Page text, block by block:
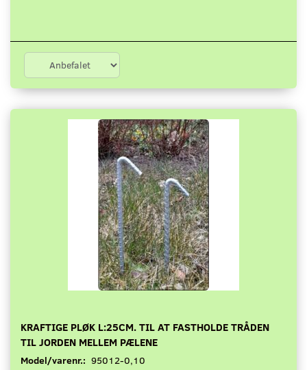
KRAFTIGE PLØK L:25CM. TIL AT FASTHOLDE TRÅDEN
TIL JORDEN MELLEM PÆLENE
Model/varenr.: 95012-0,10